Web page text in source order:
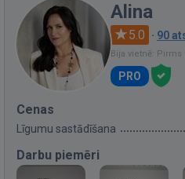
Alina
5.0 · 90
Bija vietnē: Pirms
PRO
Cenas
Līgumu sastādīšana
Darbu piemēri